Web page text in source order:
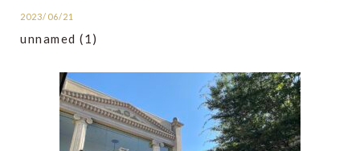
2023/06/21
unnamed (1)